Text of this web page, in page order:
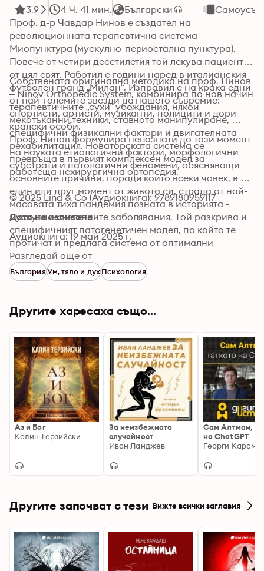
3.9 4 Ч. 41 мин. Български
Проф. д-р Чавдар Нинов е създател на
революционната терапевтична система
Миопунктура (мускулно-периостална пунктура).
Повече от четири десетилетия той лекува пациенти
от цял свят. Работил е години наред в италианския
футболен гранд „Милан“. Изправил е на крака едни
от най-големите звезди на нашето съвремие:
спортисти, артисти, музиканти, полицити и дори
кралски особи.
Собствената оригинална методика на проф. Нинов
– Ninov Orthopedic System, комбинира по нов начин
терапевтичните „сухи“ убождания, някои
мекотъканни техники, ставното манипулиране,
специфични физикални фактори и двигателната
рехабилитация. Новаторската система се
превръща в първият комплексен модел за
работеща нехирургична ортопедия.
Проф. Нинов формулира непознати до този момент
на науката етиологични фактори, морфологични
субстрати и патологични феномени, обясняващи
основните причини, поради които всеки човек, в
един или друг момент от живота си, страда от най-
масовата тиха пандемия позната в историята -
мускулно-скелетните заболявания. Той разкрива и
специфичният патогенетичен модел, по който те
протичат и предлага система от оптимални
диагностични, терапевтични и превантивни мерки,
за да може всяко човешко същество да достигне
двигателен оптимум и свободен от
Като лекуващ лекар, за почти половин век, Д-р
а като професор е обучил и лицензирал в своята
методика хиляди лекари и други медицински
работници, като по този начин, индиректно, чрез
своите ученици е помогнал на още повече
пациенти в целият свят.
© 2025 Lind & Co (Аудиокнига): 9789180959117
Дата на излизане
Аудиокнига: 19 май 2025 г.
Разгледай още от
БългарияУм, тяло и духПсихология
Другите харесаха също...
Аз и Бог
Калин Терзийски
За неизбежната
случайност
Иван Ланджев
Сам Алтман,
на ChatGPT
Георги
Другите започват с тези Вижте всички заглавия